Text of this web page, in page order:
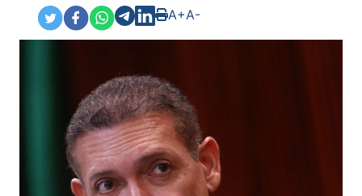
A+A-